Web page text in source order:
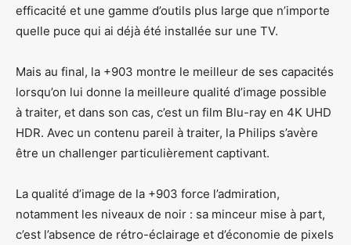
efficacité et une gamme d’outils plus large que n’importe
quelle puce qui ai déjà été installée sur une TV.
Mais au final, la +903 montre le meilleur de ses capacités
lorsqu’on lui donne la meilleure qualité d’image possible
à traiter, et dans son cas, c’est un film Blu-ray en 4K UHD
HDR. Avec un contenu pareil à traiter, la Philips s’avère
être un challenger particulièrement captivant.
La qualité d’image de la +903 force l’admiration,
notamment les niveaux de noir : sa minceur mise à part,
c’est l’absence de rétro-éclairage et d’économie de pixels